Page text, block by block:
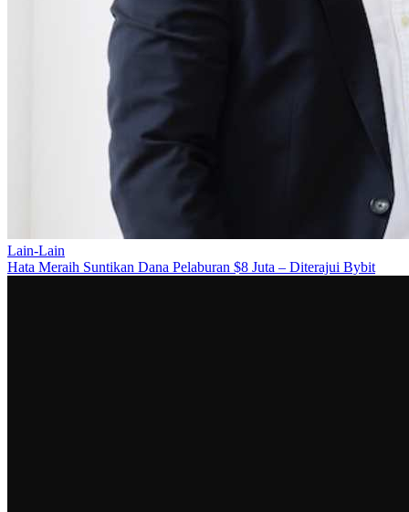
Lain-Lain
Hata Meraih Suntikan Dana Pelaburan $8 Juta – Diterajui Bybit